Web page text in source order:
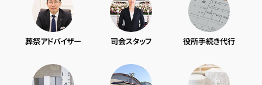
葬祭アドバイザー 司会スタッフ 役所手続き代行